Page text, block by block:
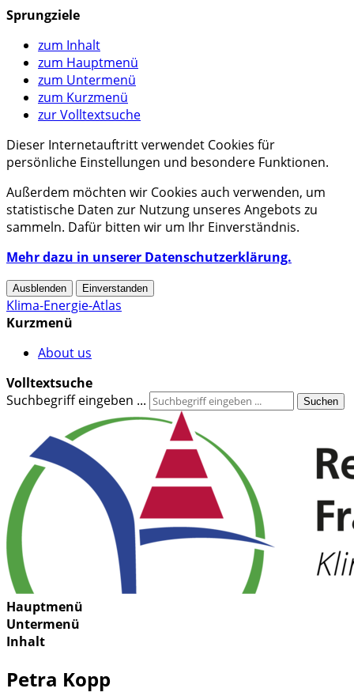
Sprungziele
zum Inhalt
zum Hauptmenü
zum Untermenü
zum Kurzmenü
zur Volltextsuche
Dieser Internetauftritt verwendet Cookies für
persönliche Einstellungen und besondere Funktionen.
Außerdem möchten wir Cookies auch verwenden, um
statistische Daten zur Nutzung unseres Angebots zu
sammeln. Dafür bitten wir um Ihr Einverständnis.
Mehr dazu in unserer Datenschutzerklärung.
Ausblenden Einverstanden
Klima-Energie-Atlas
Kurzmenü
About us
Volltextsuche
Suchbegriff eingeben ...
Suchen
Hauptmenü
Untermenü
Inhalt
Petra Kopp